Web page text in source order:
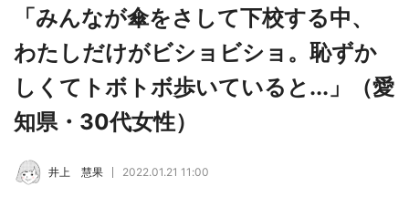
地域×二次元 絶景 あの時はありがとう 物語がはじ
鳥取・境港「ゲゲゲの妖怪楽園」限定だった鬼
太郎グッズ買える 銀座・博品館TOY PARKへ
急げ【8／8～31】
公式プロモ動画で「聖地」が生産されてます
「みんなが傘をさして下校する中、
わたしだけがビショビショ。恥ずか
しくてトボトボ歩いていると...」（愛
知県・30代女性）
井上 慧果 2022.01.21 11:00